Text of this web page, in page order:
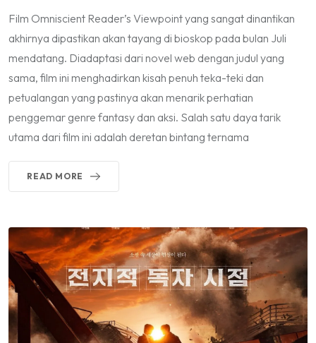
Film Omniscient Reader’s Viewpoint yang sangat dinantikan
akhirnya dipastikan akan tayang di bioskop pada bulan Juli
mendatang. Diadaptasi dari novel web dengan judul yang
sama, film ini menghadirkan kisah penuh teka-teki dan
petualangan yang pastinya akan menarik perhatian
penggemar genre fantasy dan aksi. Salah satu daya tarik
utama dari film ini adalah deretan bintang ternama
READ MORE